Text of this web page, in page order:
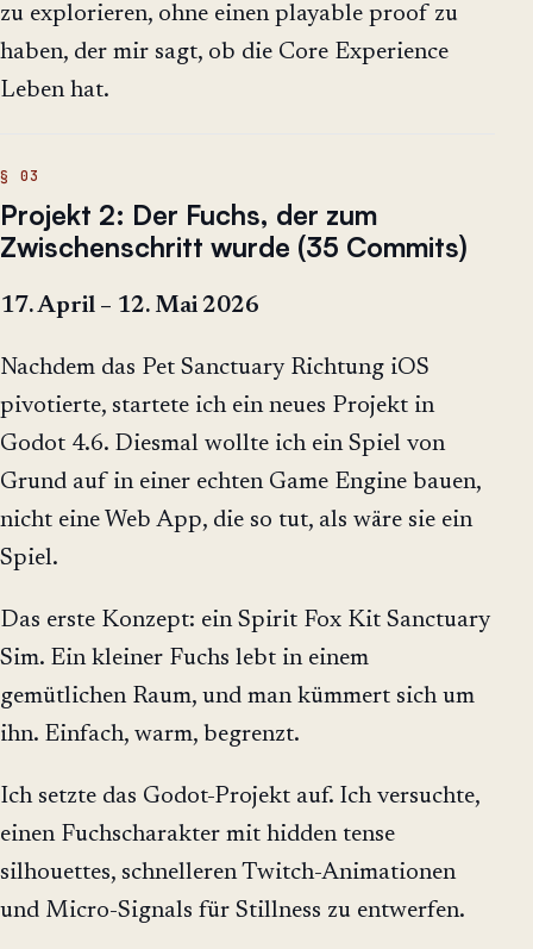
zu explorieren, ohne einen playable proof zu
haben, der mir sagt, ob die Core Experience
Leben hat.
Projekt 2: Der Fuchs, der zum
Zwischenschritt wurde (35 Commits)
17. April – 12. Mai 2026
Nachdem das Pet Sanctuary Richtung iOS
pivotierte, startete ich ein neues Projekt in
Godot 4.6. Diesmal wollte ich ein Spiel von
Grund auf in einer echten Game Engine bauen,
nicht eine Web App, die so tut, als wäre sie ein
Spiel.
Das erste Konzept: ein Spirit Fox Kit Sanctuary
Sim. Ein kleiner Fuchs lebt in einem
gemütlichen Raum, und man kümmert sich um
ihn. Einfach, warm, begrenzt.
Ich setzte das Godot-Projekt auf. Ich versuchte,
einen Fuchscharakter mit hidden tense
silhouettes, schnelleren Twitch-Animationen
und Micro-Signals für Stillness zu entwerfen.